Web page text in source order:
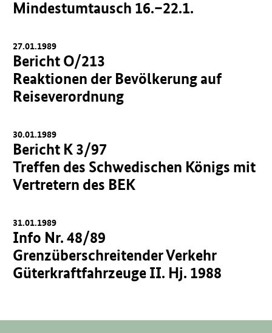
Mindestumtausch 16.–22.1.
27.01.1989
Bericht O/213
Reaktionen der Bevölkerung auf
Reiseverordnung
30.01.1989
Bericht K 3/97
Treffen des Schwedischen Königs mit
Vertretern des BEK
31.01.1989
Info Nr. 48/89
Grenzüberschreitender Verkehr
Güterkraftfahrzeuge II. Hj. 1988